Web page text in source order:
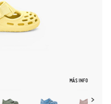
MÁS INFO